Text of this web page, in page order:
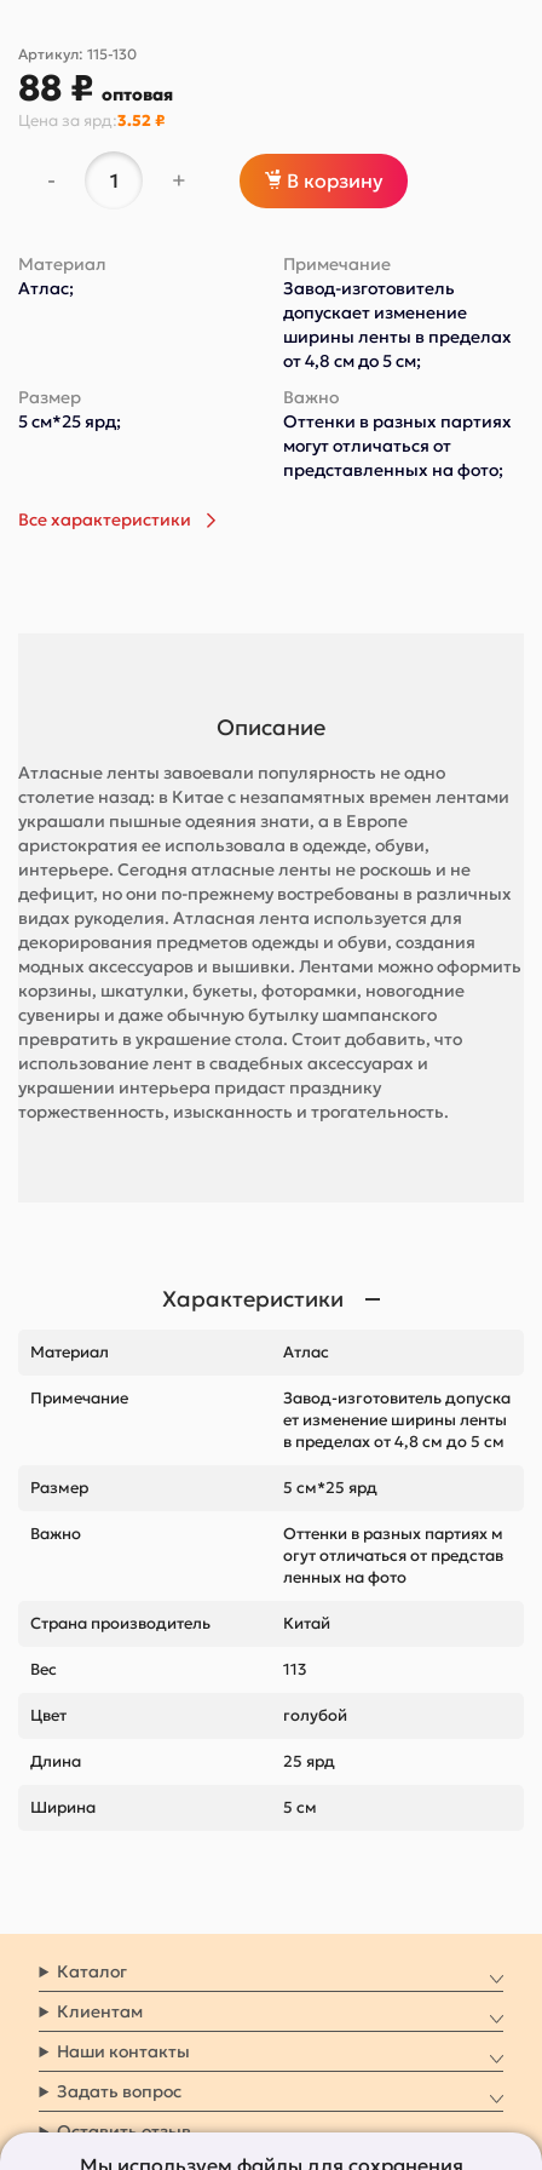
Артикул: 115-130
88 ₽ оптовая
Цена за ярд:3.52 ₽
- + В корзину
Материал
Атлас;
Примечание
Завод-изготовитель
допускает изменение
ширины ленты в пределах
от 4,8 см до 5 см;
Размер
5 см*25 ярд;
Важно
Оттенки в разных партиях
могут отличаться от
представленных на фото;
Все характеристики
Описание
Атласные ленты завоевали популярность не одно
столетие назад: в Китае с незапамятных времен лентами
украшали пышные одеяния знати, а в Европе
аристократия ее использовала в одежде, обуви,
интерьере. Сегодня атласные ленты не роскошь и не
дефицит, но они по-прежнему востребованы в различных
видах рукоделия. Атласная лента используется для
декорирования предметов одежды и обуви, создания
модных аксессуаров и вышивки. Лентами можно оформить
корзины, шкатулки, букеты, фоторамки, новогодние
сувениры и даже обычную бутылку шампанского
превратить в украшение стола. Стоит добавить, что
использование лент в свадебных аксессуарах и
украшении интерьера придаст празднику
торжественность, изысканность и трогательность.
Характеристики
Материал Атлас
Примечание
Завод-изготовитель допуска
ет изменение ширины ленты
в пределах от 4,8 см до 5 см
Размер 5 см*25 ярд
Важно
Оттенки в разных партиях м
огут отличаться от представ
ленных на фото
Страна производитель Китай
Вес 113
Цвет голубой
Длина 25 ярд
Ширина 5 см
Каталог
Клиентам
Наши контакты
Задать вопрос
Оставить отзыв
Мы используем файлы для сохранения